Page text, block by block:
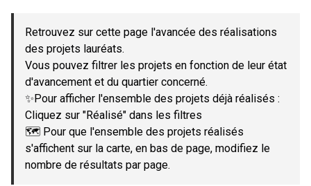
−
Retrouvez sur cette page l'avancée des réalisations
des projets lauréats.
Vous pouvez filtrer les projets en fonction de leur état
d'avancement et du quartier concerné.
✨Pour afficher l'ensemble des projets déjà réalisés :
Cliquez sur "Réalisé" dans les filtres
🗺️ Pour que l'ensemble des projets réalisés
s'affichent sur la carte, en bas de page, modifiez le
nombre de résultats par page.